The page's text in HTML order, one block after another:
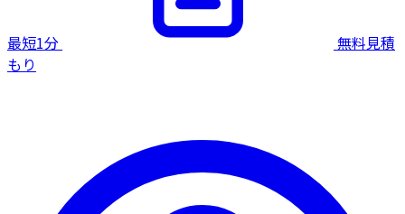
最短1分
無料見積
もり